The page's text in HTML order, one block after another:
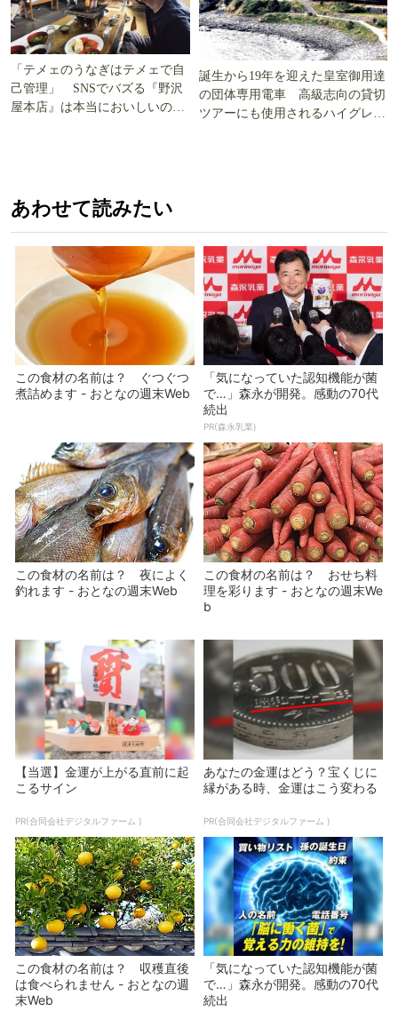
「テメェのうなぎはテメェで自
己管理」 SNSでバズる『野沢
屋本店』は本当においしいの
誕生から19年を迎えた皇室御用達
の団体専用電車 高級志向の貸切
ツアーにも使用されるハイグレー
あわせて読みたい
この食材の名前は？ ぐつぐつ
煮詰めます - おとなの週末Web
「気になっていた認知機能が菌
で…」森永が開発。感動の70代
続出
PR(森永乳業)
この食材の名前は？ 夜によく
釣れます - おとなの週末Web
この食材の名前は？ おせち料
理を彩ります - おとなの週末We
b
【当選】金運が上がる直前に起
こるサイン
PR(合同会社デジタルファーム )
あなたの金運はどう？宝くじに
縁がある時、金運はこう変わる
PR(合同会社デジタルファーム )
この食材の名前は？ 収穫直後
は食べられません - おとなの週
末Web
「気になっていた認知機能が菌
で…」森永が開発。感動の70代
続出